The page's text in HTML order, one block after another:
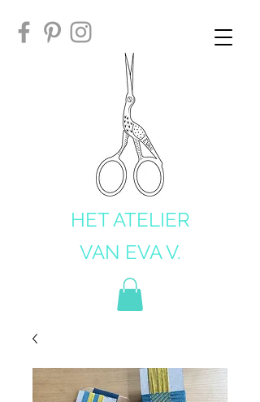
HET ATELIER
VAN EVA V.